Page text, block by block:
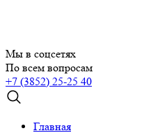
Мы в соцсетях
По всем вопросам
+7 (3852) 25-25 40
Главная